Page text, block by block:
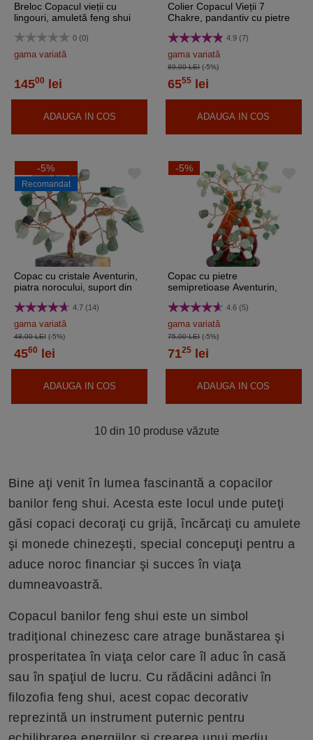
Breloc Copacul vieții cu
lingouri, amuletă feng shui
metal multicolor 9.5 cm
0 (0)
gama variată
14500 lei
ADAUGA IN COS
Colier Copacul Vieții 7
Chakre, pandantiv cu pietre
4.9 (7)
gama variată
69,00 LEI(-5%)
6555 lei
ADAUGA IN COS
-5%
Recomandat
Copac cu cristale Aventurin,
piatra norocului, suport din
4.7 (14)
gama variată
48,00 LEI(-5%)
4560 lei
ADAUGA IN COS
-5%
Copac cu pietre
semipretioase Aventurin,
cm cristal verde4.6 (5)
gama variată
75,00 LEI(-5%)
7125 lei
ADAUGA IN COS
10 din 10 produse văzute
Bine aţi venit în lumea fascinantă a copacilor
banilor feng shui. Acesta este locul unde puteţi
găsi copaci decoraţi cu grijă, încărcaţi cu amulete
şi monede chinezeşti, special concepuţi pentru a
aduce noroc financiar şi succes în viaţa
dumneavoastră.
Copacul banilor feng shui este un simbol
tradiţional chinezesc care atrage bunăstarea şi
prosperitatea în viaţa celor care îl aduc în casă
sau în spaţiul de lucru. Cu rădăcini adânci în
filozofia feng shui, acest copac decorativ
reprezintă un instrument puternic pentru